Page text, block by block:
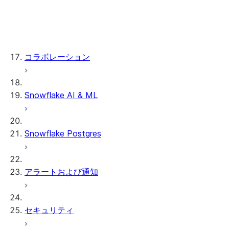
コラボレーション
Snowflake AI & ML
Snowflake Postgres
アラートおよび通知
セキュリティ